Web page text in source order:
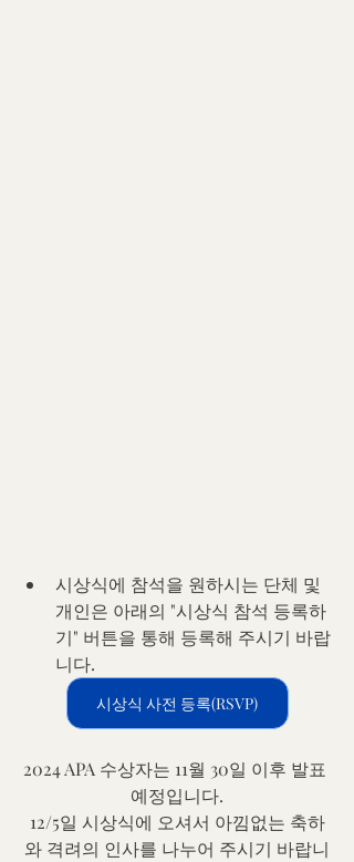
시상식에 참석을 원하시는 단체 및
개인은 아래의 "시상식 참석 등록하
기" 버튼을 통해 등록해 주시기 바랍
니다.
시상식 사전 등록(RSVP)
2024 APA 수상자는 11월 30일 이후 발표
예정입니다.
12/5일 시상식에 오셔서 아낌없는 축하
와 격려의 인사를 나누어 주시기 바랍니